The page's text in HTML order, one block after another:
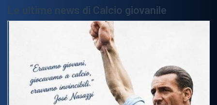
Le ultime news di Calcio giovanile